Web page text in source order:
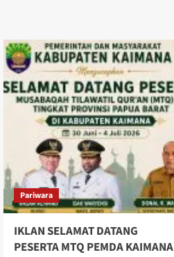
Pariwara
IKLAN SELAMAT DATANG
PESERTA MTQ PEMDA KAIMANA